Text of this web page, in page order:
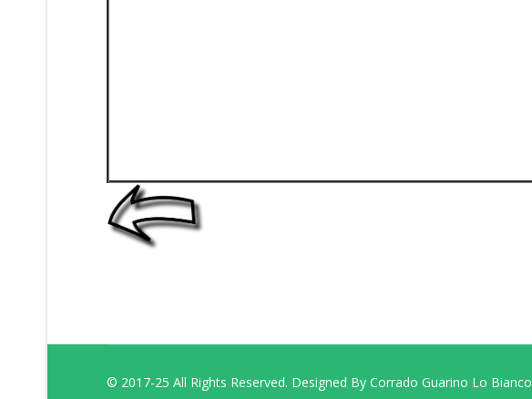
© 2017-25 All Rights Reserved. Designed By Corrado Guarino Lo Bianco